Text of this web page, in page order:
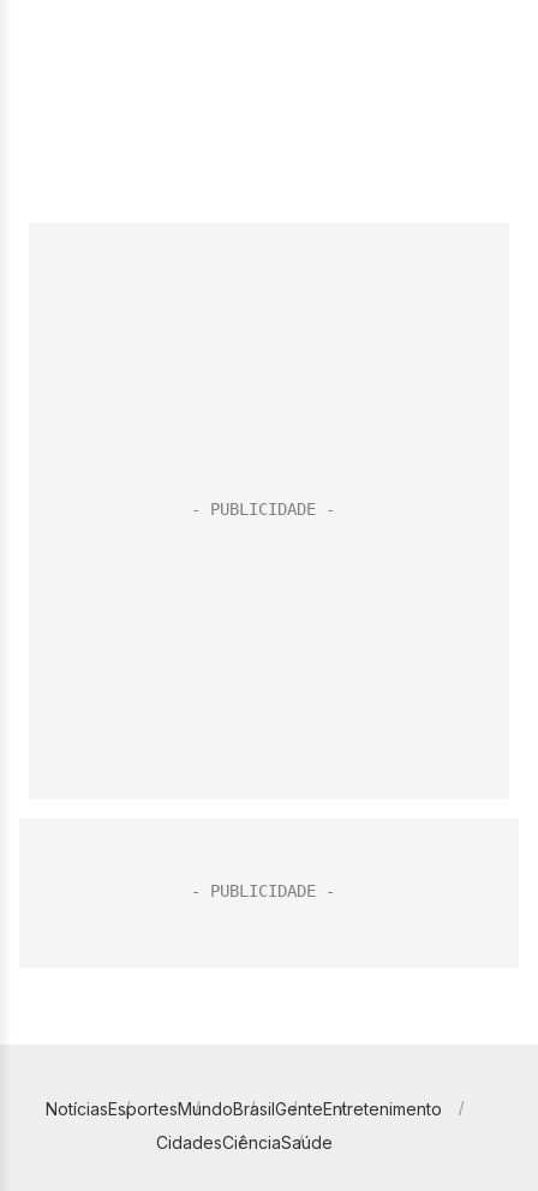
NotíciasEsportesMundoBrasilGenteEntretenimento
CidadesCiênciaSaúde